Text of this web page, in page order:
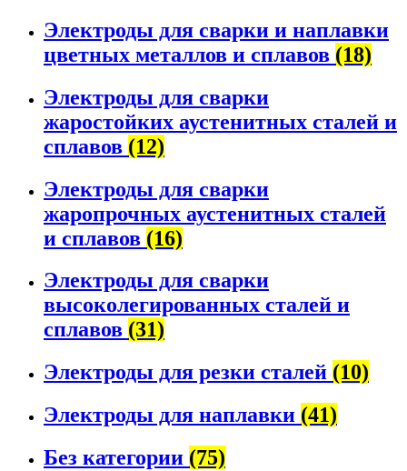
Электроды для сварки и наплавки
цветных металлов и сплавов (18)
Электроды для сварки
жаростойких аустенитных сталей и
сплавов (12)
Электроды для сварки
жаропрочных аустенитных сталей
и сплавов (16)
Электроды для сварки
высоколегированных сталей и
сплавов (31)
Электроды для резки сталей (10)
Электроды для наплавки (41)
Без категории (75)